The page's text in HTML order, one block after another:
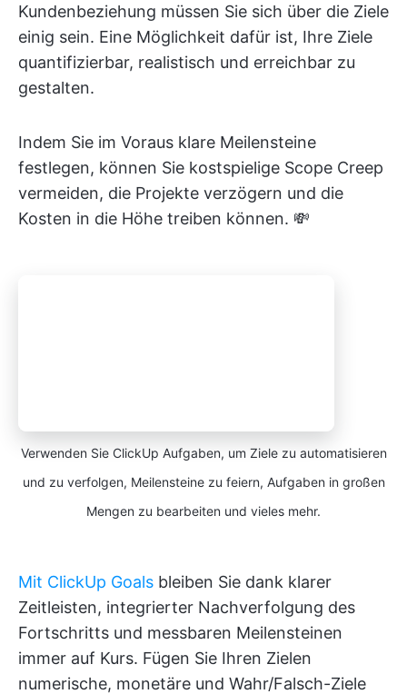
Kundenbeziehung müssen Sie sich über die Ziele
einig sein. Eine Möglichkeit dafür ist, Ihre Ziele
quantifizierbar, realistisch und erreichbar zu
gestalten.
Indem Sie im Voraus klare Meilensteine
festlegen, können Sie kostspielige Scope Creep
vermeiden, die Projekte verzögern und die
Kosten in die Höhe treiben können. 💸
Verwenden Sie ClickUp Aufgaben, um Ziele zu automatisieren
und zu verfolgen, Meilensteine zu feiern, Aufgaben in großen
Mengen zu bearbeiten und vieles mehr.
Mit ClickUp Goals bleiben Sie dank klarer
Zeitleisten, integrierter Nachverfolgung des
Fortschritts und messbaren Meilensteinen
immer auf Kurs. Fügen Sie Ihren Zielen
numerische, monetäre und Wahr/Falsch-Ziele